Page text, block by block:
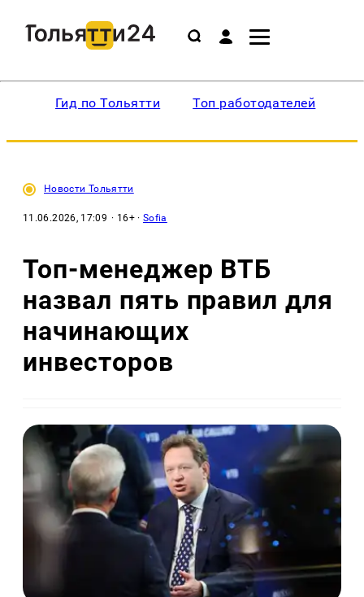
Гид по Тольятти Топ работодателей
Новости Тольятти
11.06.2026, 17:09 · 16+ ·Sofia
Топ-менеджер ВТБ
назвал пять правил для
начинающих
инвесторов